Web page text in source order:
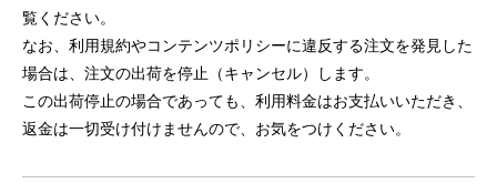
覧ください。
なお、利用規約やコンテンツポリシーに違反する注文を発見した
場合は、注文の出荷を停止（キャンセル）します。
この出荷停止の場合であっても、利用料金はお支払いいただき、
返金は一切受け付けませんので、お気をつけください。